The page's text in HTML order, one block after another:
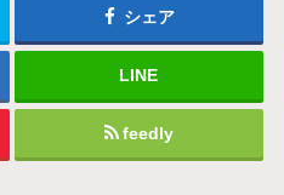
シェア
LINE
feedly